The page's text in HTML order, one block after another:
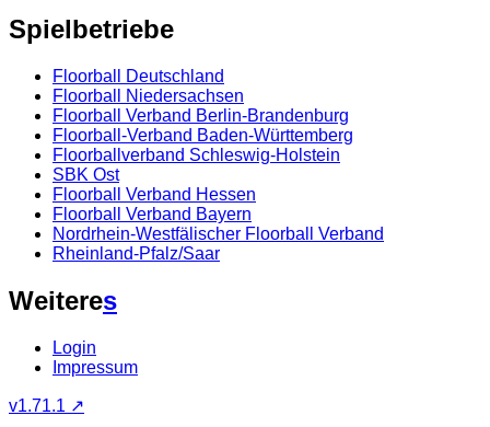
Spielbetriebe
Floorball Deutschland
Floorball Niedersachsen
Floorball Verband Berlin-Brandenburg
Floorball-Verband Baden-Württemberg
Floorballverband Schleswig-Holstein
SBK Ost
Floorball Verband Hessen
Floorball Verband Bayern
Nordrhein-Westfälischer Floorball Verband
Rheinland-Pfalz/Saar
Weiteres
Login
Impressum
v1.71.1 ↗